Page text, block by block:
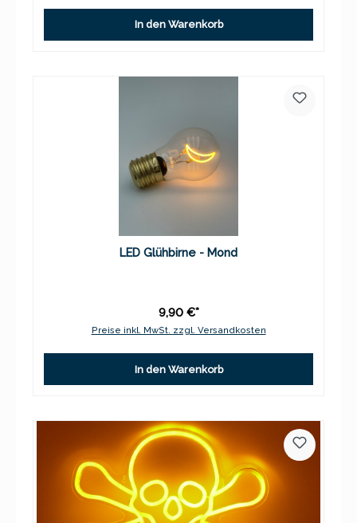
In den Warenkorb
LED Glühbirne - Mond
9,90 €*
Preise inkl. MwSt. zzgl. Versandkosten
In den Warenkorb